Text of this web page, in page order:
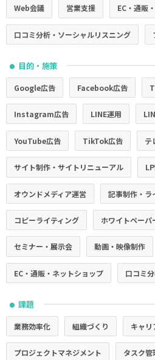
Web会議 営業支援 EC・通販
口コミ分析・ソーシャルリスニング
● 目的・施策
Google広告 Facebook広告
Instagram広告 LINE運用
YouTube広告 TikTok広告 テ
サイト制作・サイトリニューアル
オウンドメディア運営 記事制作・ラ
コピーライティング ホワイトペーパ
セミナー・展示会 動画・映像制作
EC・通販・ネットショップ 口コミ
● 課題
業務効率化 組織づくり キャリ
プロジェクトマネジメント タスク管